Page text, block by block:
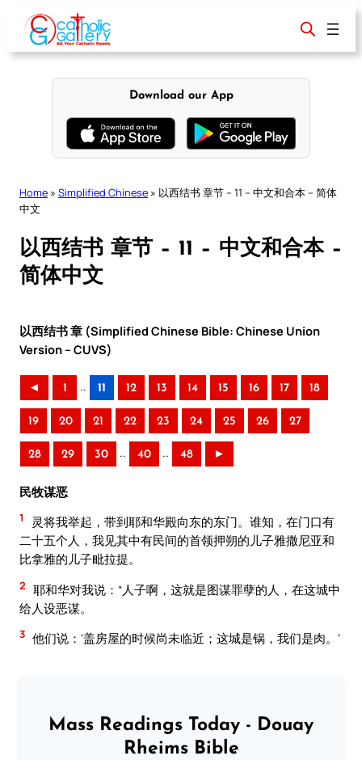
content
Download our App
Home » Simplified Chinese » 以西结书 章节 – 11 – 中文和合本 – 简体
中文
以西结书 章节 – 11 – 中文和合本 –
简体中文
以西结书 章 (Simplified Chinese Bible: Chinese Union
Version – CUVS)
◄ 1 .. 11 12 13 14 15 16 17 18
19 20 21 22 23 24 25 26 27
28 29 30 .. 40 .. 48 ►
民牧谋恶
1
灵将我举起，带到耶和华殿向东的东门。谁知，在门口有
二十五个人，我见其中有民间的首领押朔的儿子雅撒尼亚和
比拿雅的儿子毗拉提。
2 耶和华对我说：“人子啊，这就是图谋罪孽的人，在这城中
给人设恶谋。
3 他们说：‘盖房屋的时候尚未临近；这城是锅，我们是肉。’
Mass Readings Today - Douay
Rheims Bible